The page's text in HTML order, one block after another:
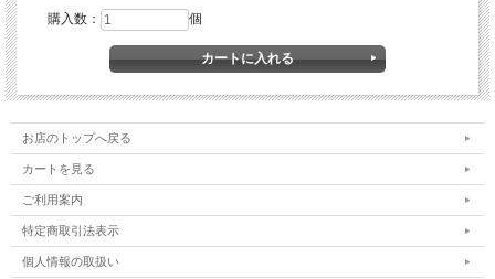
原材料：小麦粉（国内製造）、卵、砂糖、牛乳、
バター、ショートニング、脱脂粉乳、イースト、
シナモンパウダー、塩／乳化剤、（一部に卵・乳
成分・小麦を含む）
栄養成分表示(推定値)：１本あたり 熱量・
1384kcal たんぱく質・33.2ｇ 脂質・47.4ｇ
炭水化物・199.0ｇ 食塩相当量・ 2.4ｇ
購入数： 個
お店のトップへ戻る
カートを見る
ご利用案内
特定商取引法表示
個人情報の取扱い